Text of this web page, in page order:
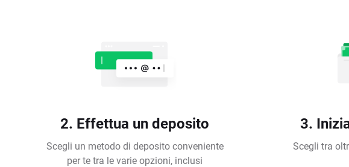
2. Effettua un deposito
Scegli un metodo di deposito conveniente
per te tra le varie opzioni, inclusi
3.
Scegli tra